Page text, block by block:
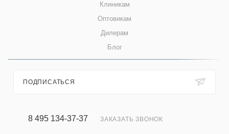
Клиникам
Оптовикам
Дилерам
Блог
ПОДПИСАТЬСЯ
8 495 134-37-37 ЗАКАЗАТЬ ЗВОНОК